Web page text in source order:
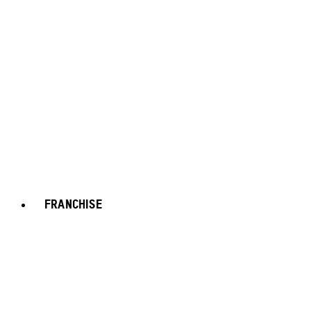
FRANCHISE